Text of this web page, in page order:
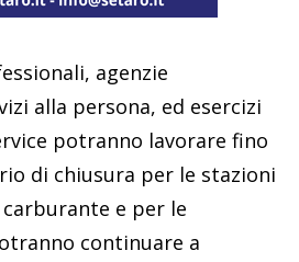
agenzie
alla persona, ed esercizi
potranno lavorare fino
di chiusura per le stazioni
e per le
continuare a